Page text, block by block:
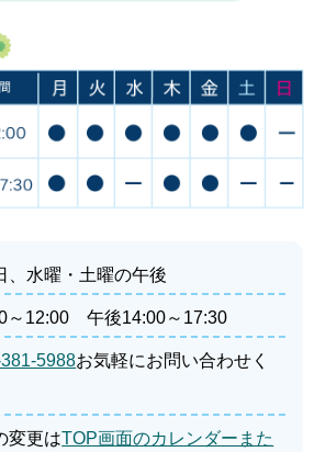
、水曜・土曜の午後
～12:00 午後14:00～17:30
5988お気軽にお問い合わせく
変更はTOP画面のカレンダーまた